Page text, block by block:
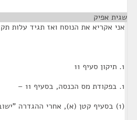
שגית אפיק
אני אקריא את הנוסח ואז תגיד עלות
1. תיקון סעיף 11
1. בפקודת מס הכנסה, בסעיף 11 –
(1) בסעיף קטן (א), אחרי ההגדרה "ישוב עירוני בנגב" יבוא: